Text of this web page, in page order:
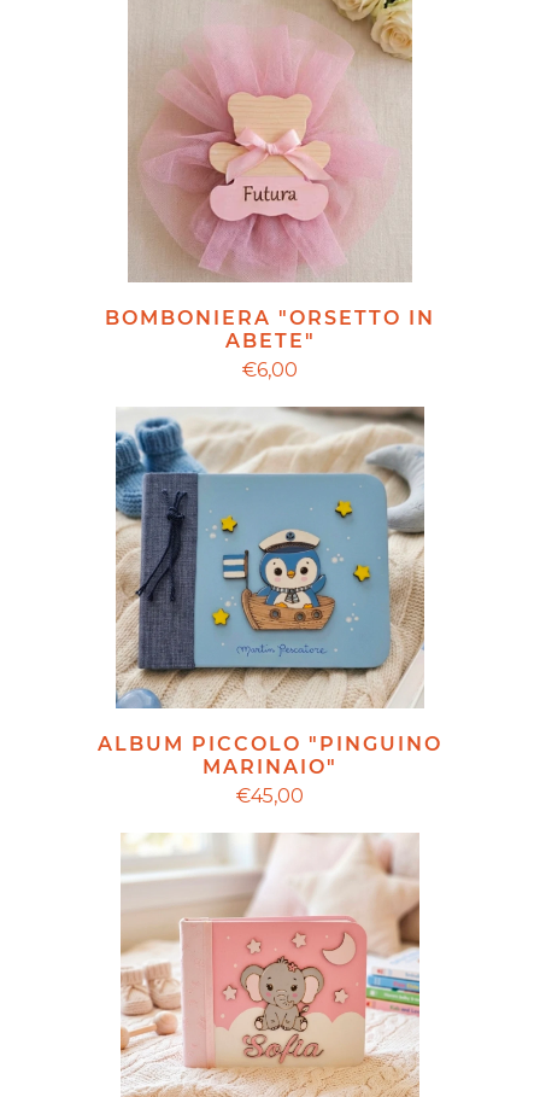
BOMBONIERA "ORSETTO IN
ABETE"
€6,00
ALBUM PICCOLO "PINGUINO
MARINAIO"
€45,00